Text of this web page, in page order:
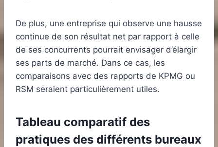
De plus, une entreprise qui observe une hausse
continue de son résultat net par rapport à celle
de ses concurrents pourrait envisager d’élargir
ses parts de marché. Dans ce cas, les
comparaisons avec des rapports de KPMG ou
RSM seraient particulièrement utiles.
Tableau comparatif des
pratiques des différents bureaux